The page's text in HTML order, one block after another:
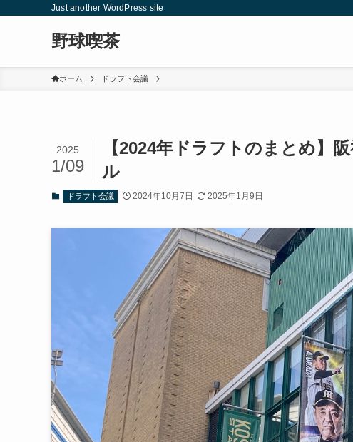
Just another WordPress site
野球喫茶
ホーム ドラフト会議
【2024年ドラフトのまとめ】
ル
2025
1/09
ドラフト会議 2024年10月7日 2025年1月9日